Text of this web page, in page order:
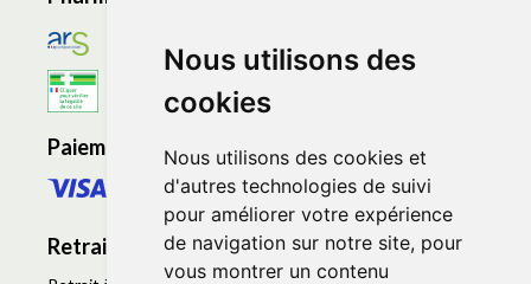
Nous utilisons des
cookies
Nous utilisons des cookies et
d'autres technologies de suivi
pour améliorer votre expérience
de navigation sur notre site, pour
vous montrer un contenu
Paiement sécurisé
Retrait - Livraison